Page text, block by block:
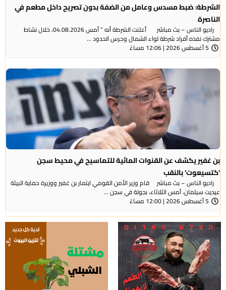
الشرطة: ضبط مسدس وعامل من الضفة بدون تصريح داخل مطعم في
الناصرة
راديو الناس – بث مباشر أعلنت الشرطة أنه ” أمس 04.08.2026، خلال نشاط
مشترك نفذه أفراد شرطة لواء الشمال وحرس الحدود ...
5 أغسطس 2026 | 12:06 مساءً
بن غفير يكشف عن القنوات المائية للتماسيح في محيط سجن
‘كتسيعوت‘ بالنقب
راديو الناس – بث مباشر قام وزير الأمن القومي ايتمار بن غفير ووزيرة حماية البيئة
عيديت سيلمان، أمس الثلاثاء، بجولة في سجن ...
5 أغسطس 2026 | 12:00 مساءً